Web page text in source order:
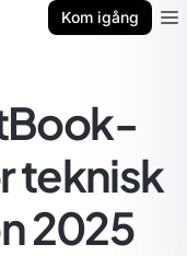
Kom igång
teknisk
2025